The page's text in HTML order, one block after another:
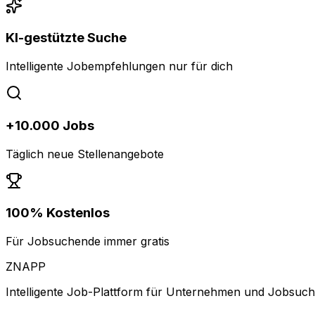
KI-gestützte Suche
Intelligente Jobempfehlungen nur für dich
+10.000 Jobs
Täglich neue Stellenangebote
100% Kostenlos
Für Jobsuchende immer gratis
ZNAPP
Intelligente Job-Plattform für Unternehmen und